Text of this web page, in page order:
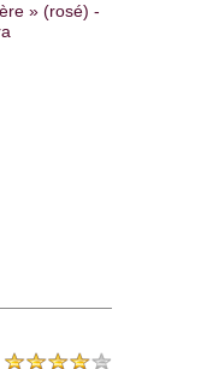
» (rosé) -